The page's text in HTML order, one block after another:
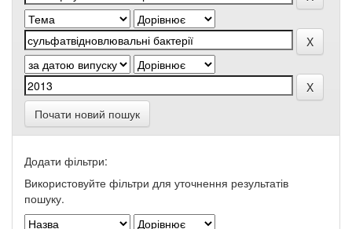
Почати новий пошук
Додати фільтри:
Використовуйте фільтри для уточнення результатів
пошуку.